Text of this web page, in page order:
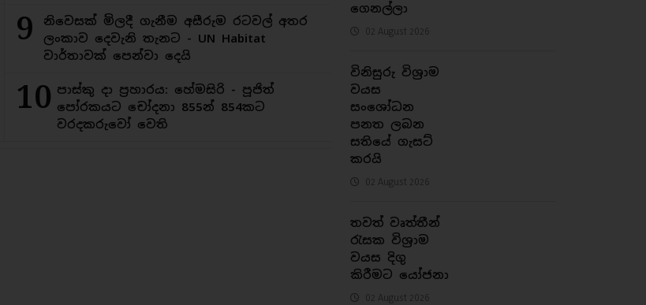
9
නිවෙසක් මිලදී ගැනීම අසීරුම රටවල් අතර
ලංකාව දෙවැනි තැනට - UN Habitat
වාර්තාවක් පෙන්වා දෙයි
10 පාස්කු දා ප්‍රහාරය: හේමසිරි - පූජිත්
පෝරකයට චෝදනා 855න් 854කට
වරදකරුවෝ වෙති
ගෙනල්ලා
02 August 2026
විනිසුරු විශ්‍රාම
වයස
සංශෝධන
පනත ලබන
සතියේ ගැසට්
කරයි
02 August 2026
තවත් වෘත්තීන්
රැසක විශ්‍රාම
වයස දිගු
කිරීමට යෝජනා
02 August 2026